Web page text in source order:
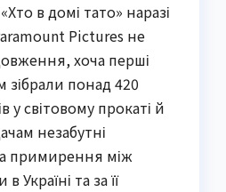
в домі тато» наразі
Pictures не
хоча перші
зібрали понад 420
у світовому прокаті й
незабутні
примирення між
Україні та за її